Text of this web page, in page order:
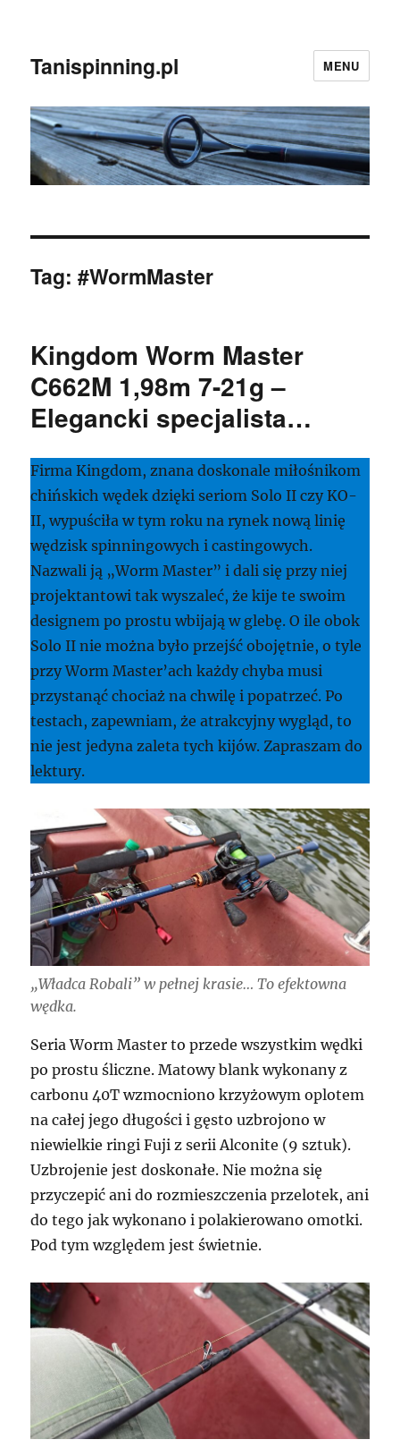
Tanispinning.pl MENU
Tag:#WormMaster
Kingdom Worm Master
C662M 1,98m 7-21g –
Elegancki specjalista…
Firma Kingdom, znana doskonale miłośnikom
chińskich wędek dzięki seriom Solo II czy KO-
II, wypuściła w tym roku na rynek nową linię
wędzisk spinningowych i castingowych.
Nazwali ją „Worm Master” i dali się przy niej
projektantowi tak wyszaleć, że kije te swoim
designem po prostu wbijają w glebę. O ile obok
Solo II nie można było przejść obojętnie, o tyle
przy Worm Master’ach każdy chyba musi
przystanąć chociaż na chwilę i popatrzeć. Po
testach, zapewniam, że atrakcyjny wygląd, to
nie jest jedyna zaleta tych kijów. Zapraszam do
lektury.
„Władca Robali” w pełnej krasie… To efektowna
wędka.
Seria Worm Master to przede wszystkim wędki
po prostu śliczne. Matowy blank wykonany z
carbonu 40T wzmocniono krzyżowym oplotem
na całej jego długości i gęsto uzbrojono w
niewielkie ringi Fuji z serii Alconite (9 sztuk).
Uzbrojenie jest doskonałe. Nie można się
przyczepić ani do rozmieszczenia przelotek, ani
do tego jak wykonano i polakierowano omotki.
Pod tym względem jest świetnie.